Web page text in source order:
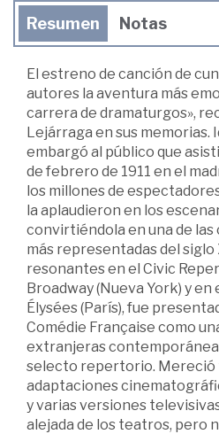
Resumen Notas
El estreno de canción de
autores la aventura más
carrera de dramaturgos»,
Lejárraga en sus memorias.
embargó al público que
de febrero de 1911 en el
los millones de
la aplaudieron en los
convirtiéndola en una de las
más representadas del siglo
resonantes en el Civic
Broadway (Nueva York) y en
Élysées (París), fue
Comédie Française como
extranjeras
selecto repertorio. Mereció
adaptaciones
y varias versiones
alejada de los teatros, pero